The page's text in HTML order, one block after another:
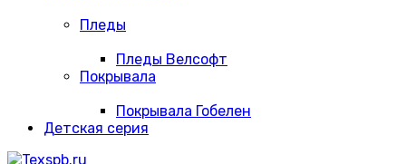
Пледы
Пледы Велсофт
Покрывала
Покрывала Гобелен
Детская серия